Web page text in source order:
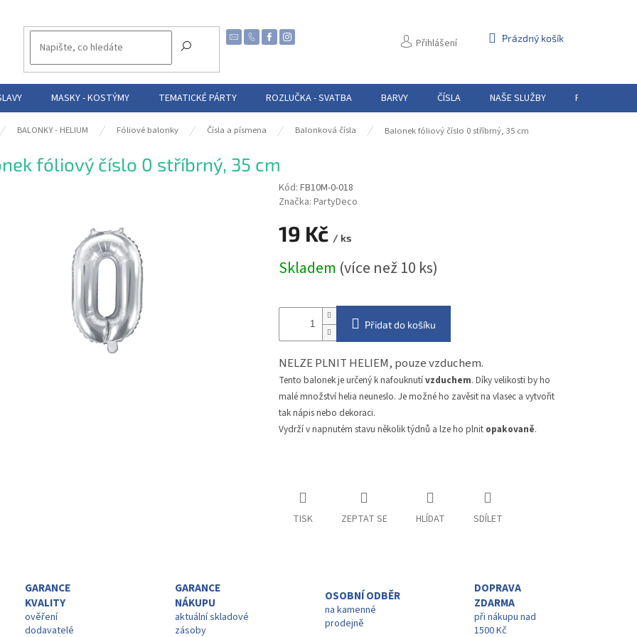
Přihlášení
NÁKUPNÍ
Prázdný košík
MASKY - KOSTÝMY TEMATICKÉ PÁRTY ROZLUČKA - SVATBA BARVY ČÍSLA NAŠE SLUŽBY PŮJČOVNA
BALONKY - HELIUM Fóliové balonky Čísla a písmena Balonková čísla Balonek fóliový číslo 0 stříbrný, 35 cm
fóliový číslo 0 stříbrný, 35 cm
Kód: FB10M-0-018
Značka: PartyDeco
19 Kč / ks
cena:
Skladem (více než 10 ks)
Přidat do košíku
NELZE PLNIT HELIEM, pouze vzduchem.
Tento balonek je určený k nafouknutívzduchem. Díky velikosti by ho
malé množství helia neuneslo. Je možné ho zavěsit na vlasec a vytvořit
tak nápis nebo dekoraci.
Vydrží v napnutém stavu několik týdnů a lze ho plnit opakovaně.
TISK ZEPTAT SE HLÍDAT SDÍLET
GARANCE
KVALITY
ověření
dodavatelé
GARANCE
NÁKUPU
aktuální skladové
zásoby
OSOBNÍ ODBĚR
na kamenné
prodejně
DOPRAVA
ZDARMA
při nákupu nad
1500 Kč